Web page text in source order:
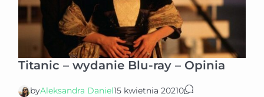
Titanic – wydanie Blu-ray – Opinia
byAleksandra Daniel15 kwietnia 20210